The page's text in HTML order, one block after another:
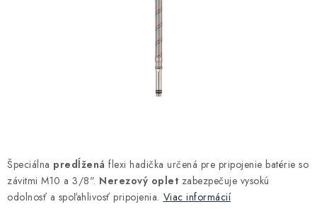
Záhrada a závlaha
Špeciálna predĺžená flexi hadička určená pre pripojenie batérie so
závitmi M10 a 3/8". Nerezový oplet zabezpečuje vysokú
odolnosť a spoľahlivosť pripojenia. Viac informácií